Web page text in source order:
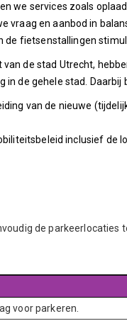
we services zoals
vraag en aanbod in
fietsenstallingen
de stad Utrecht,
de gehele stad. Daarbij
van de nieuwe
inclusief de
de parkeerlocaties
voor parkeren.